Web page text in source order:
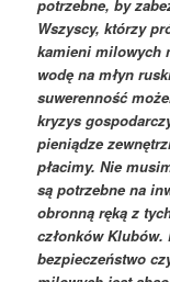
potrzebne, by
Wszyscy, którzy
kamieni milowych
wodę na młyn
suwerenność
kryzys
pieniądze
płacimy. Nie
są potrzebne na
obronną ręką z
członków Klubów.
bezpieczeństwo